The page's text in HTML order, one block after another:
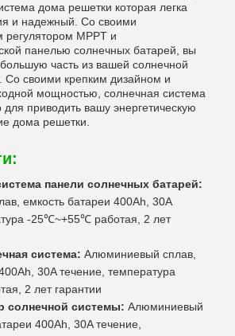
дома решетки которая легка
и надежный. Со своими
регулятором MPPT и
панелью солнечных батарей, вы
часть из вашей солнечной
Со своими крепким дизайном и
мощностью, солнечная система
приводить вашу энергетическую
дома решетки.
панели солнечных батарей:
емкость батареи 400Ah, 30A
-25℃~+55℃ работая, 2 лет
система: Алюминиевый сплав,
30A течение, температура
2 лет гарантии
солнечной системы: Алюминиевый
400Ah, 30A течение,